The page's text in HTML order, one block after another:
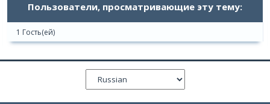
Пользователи, просматривающие эту тему:
1 Гость(ей)